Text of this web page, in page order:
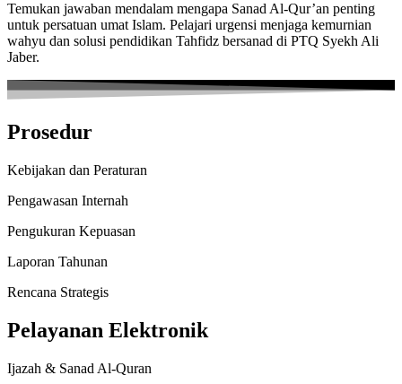
Temukan jawaban mendalam mengapa Sanad Al-Qur’an penting
untuk persatuan umat Islam. Pelajari urgensi menjaga kemurnian
wahyu dan solusi pendidikan Tahfidz bersanad di PTQ Syekh Ali
Jaber.
Prosedur
Kebijakan dan Peraturan
Pengawasan Internah
Pengukuran Kepuasan
Laporan Tahunan
Rencana Strategis
Pelayanan Elektronik
Ijazah & Sanad Al-Quran